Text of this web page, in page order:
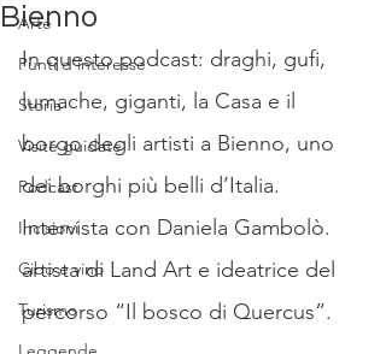
Arte
Punti d'interesse
Storia
Visite guidate
Podcast
Incisioni
Cibo e vino
Turismo
Bienno
In questo podcast: draghi, gufi,
lumache, giganti, la Casa e il
borgo degli artisti a Bienno, uno
dei borghi più belli d’Italia.
Intervista con Daniela Gambolò.
artista di Land Art e ideatrice del
percorso “Il bosco di Quercus”.